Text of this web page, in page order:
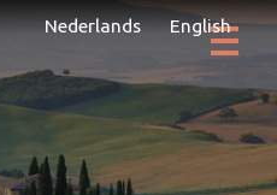
Nederlands English